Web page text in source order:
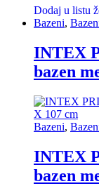
Dodaj u listu
Bazeni,
INTEX
bazen
Bazeni,
INTEX
bazen